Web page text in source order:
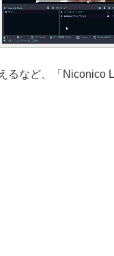
るなど、「Niconico